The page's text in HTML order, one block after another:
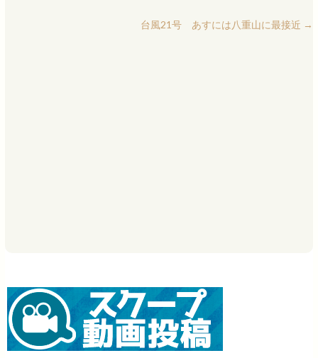
台風21号 あすには八重山に最接近 →